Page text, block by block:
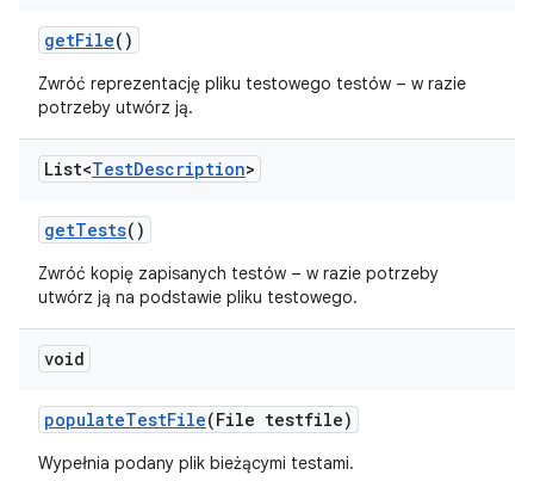
getFile()
Zwróć reprezentację pliku testowego testów – w razie
potrzeby utwórz ją.
List<TestDescription>
getTests()
Zwróć kopię zapisanych testów – w razie potrzeby
utwórz ją na podstawie pliku testowego.
void
populateTestFile(File testfile)
Wypełnia podany plik bieżącymi testami.